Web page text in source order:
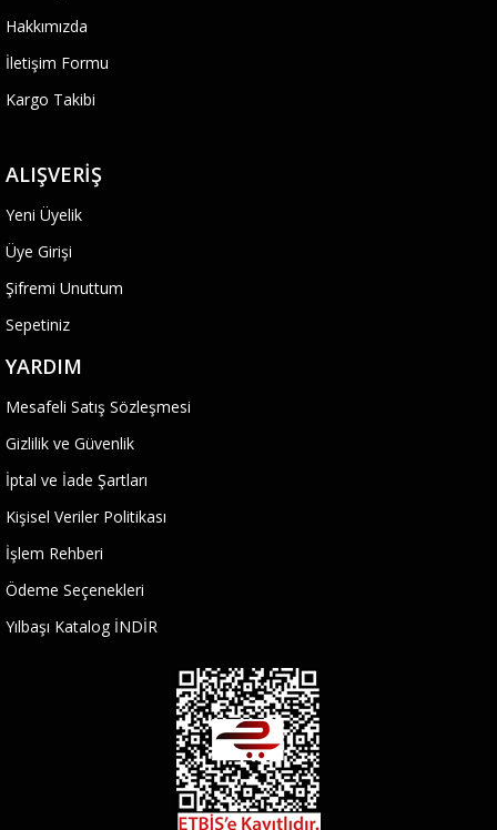
Hakkımızda
İletişim Formu
Kargo Takibi
ALIŞVERIŞ
Yeni Üyelik
Üye Girişi
Şifremi Unuttum
Sepetiniz
YARDIM
Mesafeli Satış Sözleşmesi
Gizlilik ve Güvenlik
İptal ve İade Şartları
Kişisel Veriler Politikası
İşlem Rehberi
Ödeme Seçenekleri
Yılbaşı Katalog İNDİR